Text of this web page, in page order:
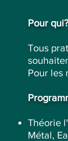
Pour qui?
Tous
Pour les
Théorie
Métal,